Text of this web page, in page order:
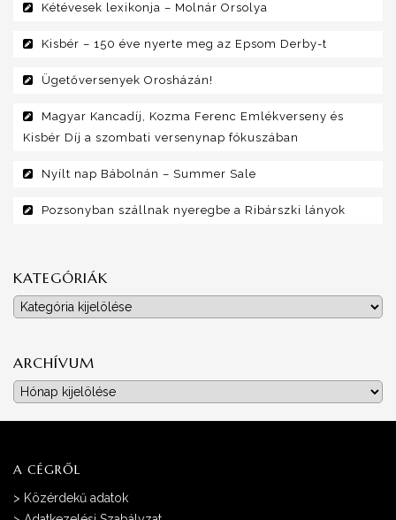
Kétévesek lexikonja – Molnár Orsolya
Kisbér – 150 éve nyerte meg az Epsom Derby-t
Ügetőversenyek Orosházán!
Magyar Kancadíj, Kozma Ferenc Emlékverseny és
Kisbér Díj a szombati versenynap fókuszában
Nyílt nap Bábolnán – Summer Sale
Pozsonyban szállnak nyeregbe a Ribárszki lányok
KATEGÓRIÁK
Kategóriák
ARCHÍVUM
Archívum
A CÉGRŐL
> Közérdekű adatok